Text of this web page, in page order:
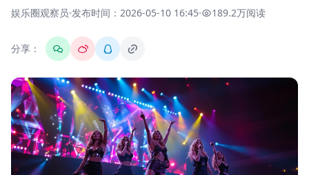
娱乐圈观察员 发布时间：2026-05-10 16:45 189.2万阅读
分享：